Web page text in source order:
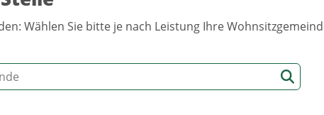
Wählen Sie bitte je nach Leistung Ihre